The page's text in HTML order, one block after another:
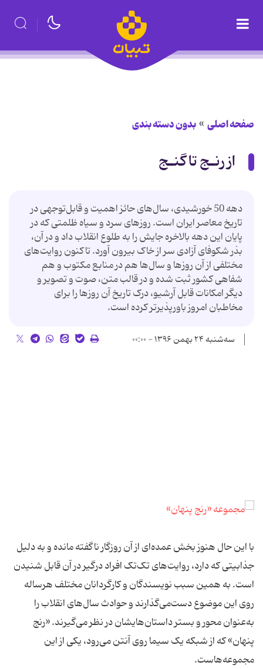
صفحه اصلی بدون دسته بندی
از رنـج تا گنـج
دهه 50 خورشیدی، سال‌های حائز اهمیت و قابل‌توجهی در
تاریخ معاصر ایران است. روزهای سرد و سیاه ظلمتی که در
پایان این دهه بالاخره جایش را به طلوع انقلاب داد و در آن،
بذر شکوفای آزادی سر از خاک بیرون آورد. تاکنون روایت‌های
مختلفی از آن روزها و سال‌ها هم در منابع مکتوب و هم
شفاهی کشور ثبت‌ شده و در قالب متن، صوت و تصویر و
دیگر امکانات قابل آرشیو، درک تاریخ آن روزها را برای
مخاطبان امروز باورپذیرتر کرده است.
سه‌شنبه ۲۴ بهمن ۱۳۹۶ - ۰۰:۰۰
با این حال هنوز بخش عمده‌ای از آن روزگار ناگفته مانده و به دلیل
جذابیتی که دارد، روایت‌های تک‌تک افراد درگیر در آن قابل شنیدن
است. به همین سبب نویسندگان و کارگردانان مختلف هرساله
روی این موضوع دست‌می‌گذارند و حوادث سال‌های انقلاب را
به‌عنوان محور و بستر داستان‌هایشان در نظر می‌گیرند. «رنج
پنهان» که از شبکه یک سیما روی آنتن می‌رود، یکی از این
مجموعه‌هاست.